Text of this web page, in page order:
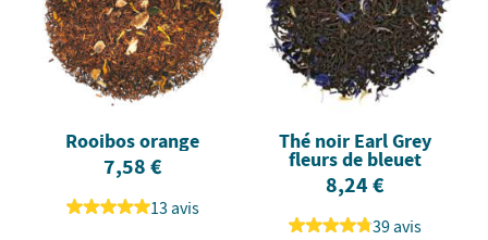
Rooibos orange
7,58 €
13 avis
Thé noir Earl Grey
fleurs de bleuet
8,24 €
39 avis